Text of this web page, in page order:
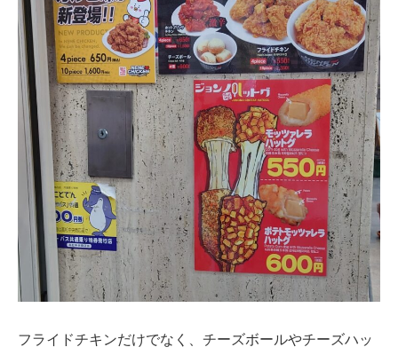
フライドチキンだけでなく、チーズボールやチーズハッ